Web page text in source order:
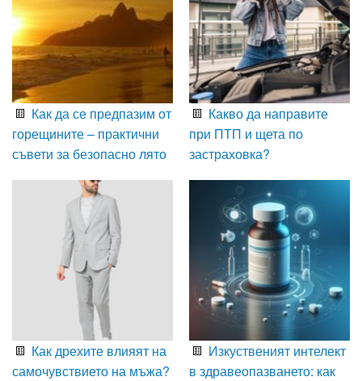
Как да се предпазим от
горещините – практични
съвети за безопасно лято
Какво да направите
при ПТП и щета по
застраховка?
Как дрехите влияят на
самочувствието на мъжа?
Изкуственият интелект
в здравеопазването: как